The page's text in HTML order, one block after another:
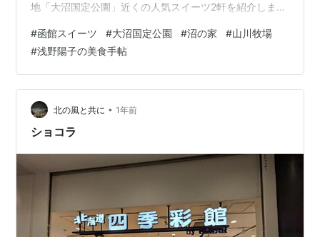
地「大沼国定公園」近くの人気スイーツ2軒を紹介しま
館観光】アクティブ派の旅にぴったり！「大沼国定公園
サイクリング」と昭和の洋食ランチを堪能「レストラン
梓」 函館・青森旅行シリーズを最初から読むなら：【函
館グルメ】函館の美味を気軽に楽しむならココ！家族連
れOKの居酒屋「根ぼっけ」 沼の家（ぬまのや）
https://tabelog.com/…
#函館スイーツ #大沼国定公園 #沼の家 #山川牧場
#浅野陽子の美食手帖
北の風と共に • 1年前
ショコラ